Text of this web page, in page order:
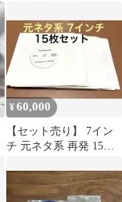
¥60,000
【セット売り】 7イン
チ 元ネタ系 再発 15枚